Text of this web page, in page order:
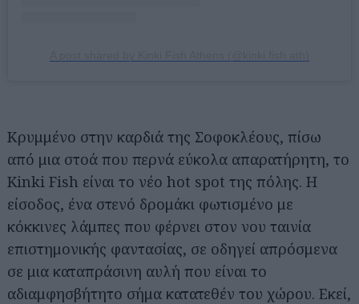
Κρυμμένο στην καρδιά της Σοφοκλέους, πίσω
από μια στοά που περνά εύκολα απαρατήρητη, το
Kinki Fish είναι το νέο hot spot της πόλης. Η
είσοδος, ένα στενό δρομάκι φωτισμένο με
κόκκινες λάμπες που φέρνει στον νου ταινία
επιστημονικής φαντασίας, σε οδηγεί απρόσμενα
σε μια καταπράσινη αυλή που είναι το
αδιαμφησβήτητο σήμα κατατεθέν του χώρου. Εκεί,